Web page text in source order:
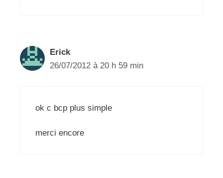
Erick
26/07/2012 à 20 h 59 min
ok c bcp plus simple
merci encore